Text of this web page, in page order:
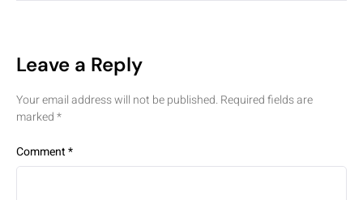
Leave a Reply
Your email address will not be published. Required fields are
marked*
Comment*